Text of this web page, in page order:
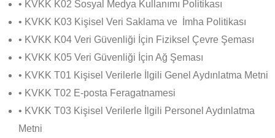
• KVKK K02 Sosyal Medya Kullanımı Politikası
• KVKK K03 Kişisel Veri Saklama ve İmha Politikası
• KVKK K04 Veri Güvenliği İçin Fiziksel Çevre Şeması
• KVKK K05 Veri Güvenliği İçin Ağ Şeması
• KVKK T01 Kişisel Verilerle İlgili Genel Aydınlatma Metni
• KVKK T02 E-posta Feragatnamesi
• KVKK T03 Kişisel Verilerle İlgili Personel Aydınlatma
Metni